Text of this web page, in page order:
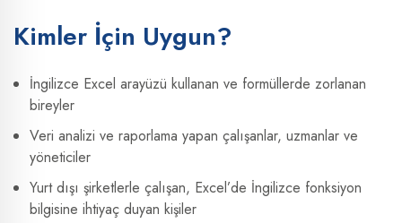
Kimler İçin Uygun?
İngilizce Excel arayüzü kullanan ve formüllerde zorlanan
bireyler
Veri analizi ve raporlama yapan çalışanlar, uzmanlar ve
yöneticiler
Yurt dışı şirketlerle çalışan, Excel’de İngilizce fonksiyon
bilgisine ihtiyaç duyan kişiler